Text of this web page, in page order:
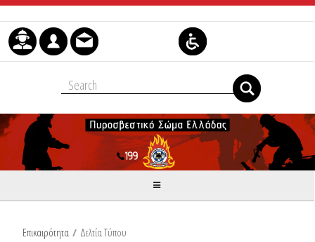
Μετάβαση στο περιεχόμενο
Επικαιρότητα / Δελτία Τύπου